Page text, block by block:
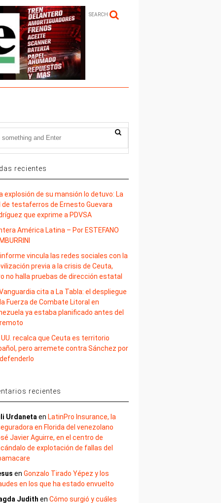
SEARCH
recientes
explosión de su mansión lo detuvo: La
de testaferros de Ernesto Guevara
que exprime a PDVSA
América Latina – Por ESTEFANO
vincula las redes sociales con la
previa a la crisis de Ceuta,
no halla pruebas de dirección estatal
cita a La Tabla: el despliegue
Fuerza de Combate Litoral en
ya estaba planificado antes del
UU. recalca que Ceuta es territorio
pero arremete contra Sánchez por
recientes
Urdaneta en LatinPro Insurance, la
en Florida del venezolano
Javier Aguirre, en el centro de
de explotación de fallas del
enGonzalo Tirado Yépez y los
en los que ha estado envuelto
Judith enCómo surgió y cuáles